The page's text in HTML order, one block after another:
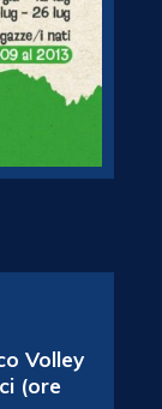
Volley
(ore